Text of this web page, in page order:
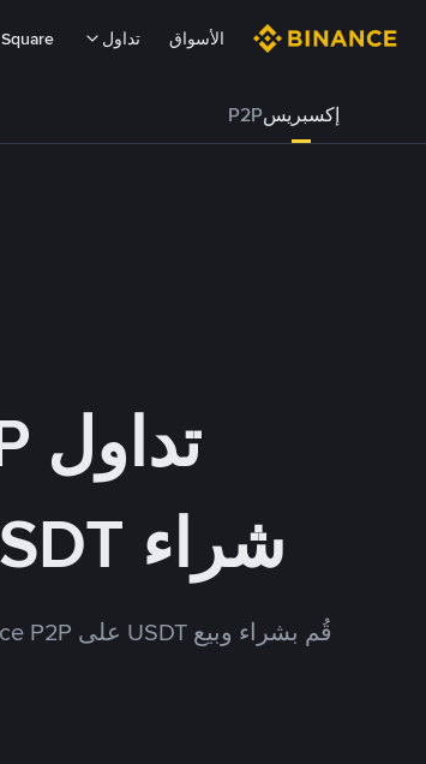
الأسواق تداول Square
إكسبريسP2P
تداول P2P إكسبريس
شراء USDT مقابل CNY
قُم بشراء وبيع USDT على Binance P2P باستخدام العديد من طرق الدفع